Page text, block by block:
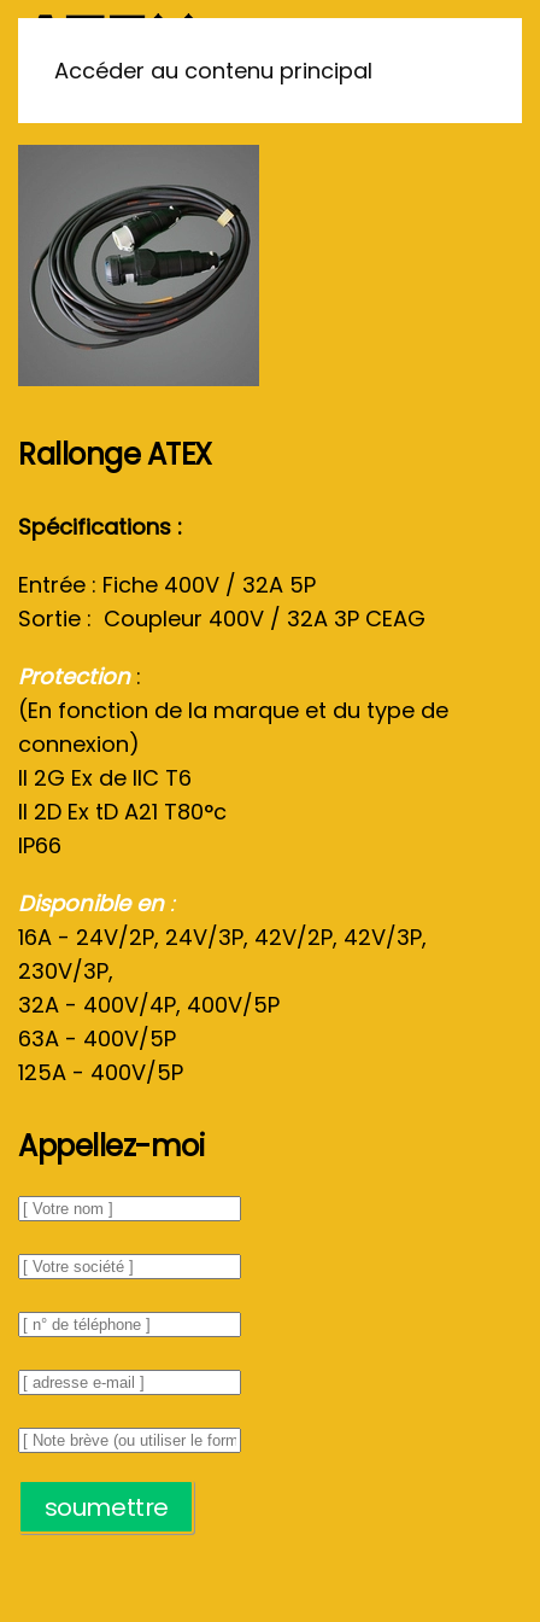
Accéder au contenu principal
Rallonge ATEX
Spécifications :
Entrée : Fiche 400V / 32A 5P
Sortie : Coupleur 400V / 32A 3P CEAG
Protection :
(En fonction de la marque et du type de
connexion)
II 2G Ex de IIC T6
II 2D Ex tD A21 T80°c
IP66
Disponible en:
16A - 24V/2P, 24V/3P, 42V/2P, 42V/3P,
230V/3P,
32A - 400V/4P, 400V/5P
63A - 400V/5P
125A - 400V/5P
Appellez-moi
soumettre